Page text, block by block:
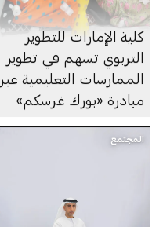
كلية الإمارات للتطوير
التربوي تسهم في تطوير
الممارسات التعليمية عبر
مبادرة «بورك غرسكم»
المجتمع